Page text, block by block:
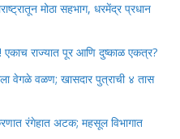
मोठा सहभाग, धरमेंद्र प्रधान
एकाच राज्यात पूर आणि दुष्काळ एकत्र?
वेगळे वळण; खासदार पुत्राची ४ तास
रंगेहात अटक; महसूल विभागात